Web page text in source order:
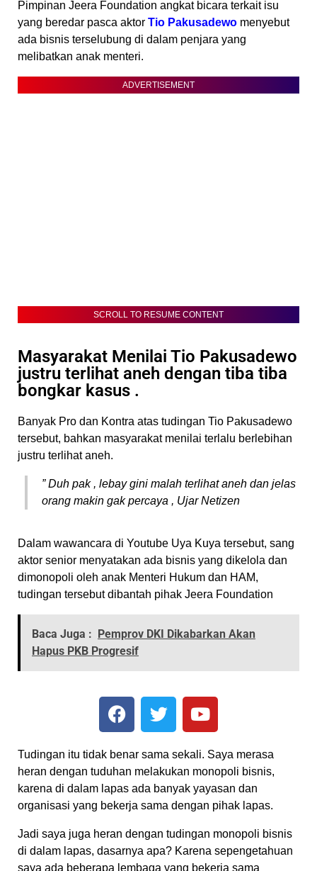
Pimpinan Jeera Foundation angkat bicara terkait isu
yang beredar pasca aktor Tio Pakusadewo menyebut
ada bisnis terselubung di dalam penjara yang
melibatkan anak menteri.
ADVERTISEMENT
SCROLL TO RESUME CONTENT
Masyarakat Menilai Tio Pakusadewo
justru terlihat aneh dengan tiba tiba
bongkar kasus .
Banyak Pro dan Kontra atas tudingan Tio Pakusadewo
tersebut, bahkan masyarakat menilai terlalu berlebihan
justru terlihat aneh.
” Duh pak , lebay gini malah terlihat aneh dan jelas
orang makin gak percaya , Ujar Netizen
Dalam wawancara di Youtube Uya Kuya tersebut, sang
aktor senior menyatakan ada bisnis yang dikelola dan
dimonopoli oleh anak Menteri Hukum dan HAM,
tudingan tersebut dibantah pihak Jeera Foundation
Baca Juga : Pemprov DKI Dikabarkan Akan
Hapus PKB Progresif
Tudingan itu tidak benar sama sekali. Saya merasa
heran dengan tuduhan melakukan monopoli bisnis,
karena di dalam lapas ada banyak yayasan dan
organisasi yang bekerja sama dengan pihak lapas.
Jadi saya juga heran dengan tudingan monopoli bisnis
di dalam lapas, dasarnya apa? Karena sepengetahuan
saya ada beberapa lembaga yang bekerja sama